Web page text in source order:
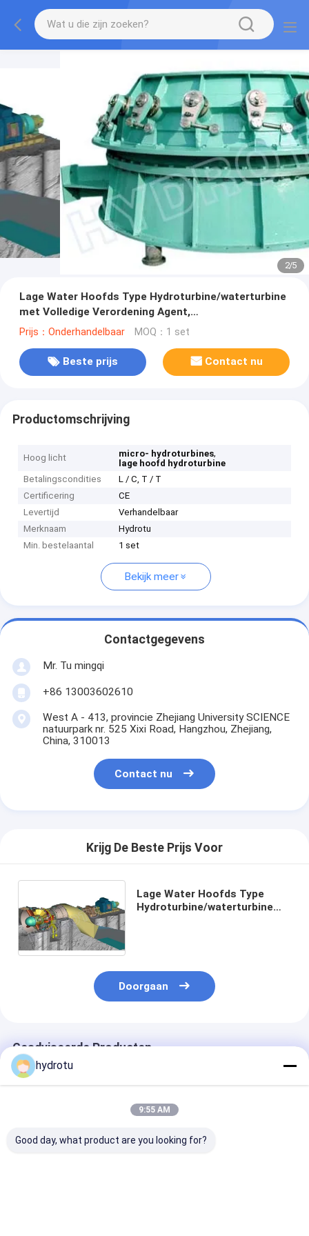
2/5
Lage Water Hoofds Type Hydroturbine/waterturbine
met Volledige Verordening Agent,
Snelheidsgouverneur
Prijs：Onderhandelbaar MOQ：1 set
Beste prijs Contact nu
Productomschrijving
Hoog licht micro- hydroturbines,
lage hoofd hydroturbine
Betalingscondities
L / C, T / T
Certificering
CE
Levertijd
Verhandelbaar
Merknaam
Hydrotu
Min. bestelaantal
1 set
Bekijk meer
Contactgegevens
Mr. Tu mingqi
+86 13003602610
West A - 413, provincie Zhejiang University SCIENCE
natuurpark nr. 525 Xixi Road, Hangzhou, Zhejiang,
China, 310013
Contact nu
Krijg De Beste Prijs Voor
Lage Water Hoofds Type
Hydroturbine/waterturbine
Doorgaan
Geadviseerde Producten
hydrotu
9:55 AM
Good day, what product are you looking for?